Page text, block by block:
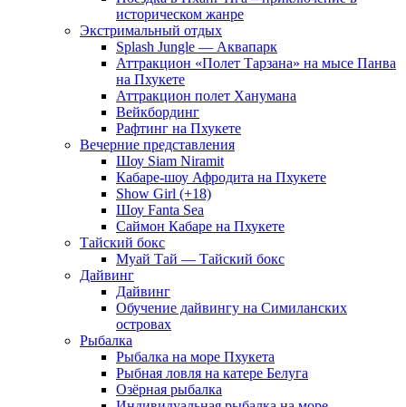
историческом жанре
Экстримальный отдых
Splash Jungle — Аквапарк
Аттракцион «Полет Тарзана» на мысе Панва
на Пхукете
Аттракцион полет Ханумана
Вейкбординг
Рафтинг на Пхукете
Вечерние представления
Шоу Siam Niramit
Кабаре-шоу Афродита на Пхукете
Show Girl (+18)
Шоу Fanta Sea
Саймон Кабаре на Пхукете
Тайский бокс
Муай Тай — Тайский бокс
Дайвинг
Дайвинг
Обучение дайвингу на Симиланских
островах
Рыбалка
Рыбалка на море Пхукета
Рыбная ловля на катере Белуга
Озёрная рыбалка